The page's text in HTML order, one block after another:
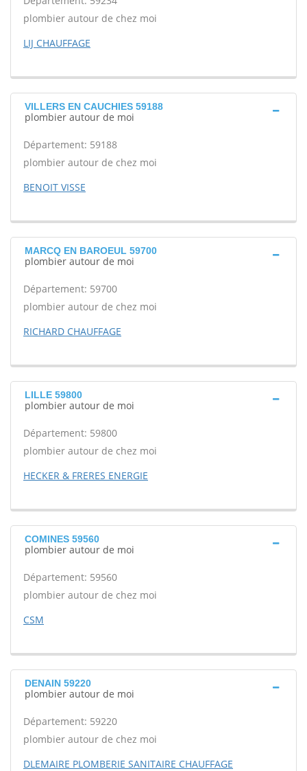
plombier autour de chez moi
LIJ CHAUFFAGE
VILLERS EN CAUCHIES 59188
plombier autour de moi
Département: 59188
plombier autour de chez moi
BENOIT VISSE
MARCQ EN BAROEUL 59700
plombier autour de moi
Département: 59700
plombier autour de chez moi
RICHARD CHAUFFAGE
LILLE 59800
plombier autour de moi
Département: 59800
plombier autour de chez moi
HECKER & FRERES ENERGIE
COMINES 59560
plombier autour de moi
Département: 59560
plombier autour de chez moi
CSM
DENAIN 59220
plombier autour de moi
Département: 59220
plombier autour de chez moi
DLEMAIRE PLOMBERIE SANITAIRE CHAUFFAGE